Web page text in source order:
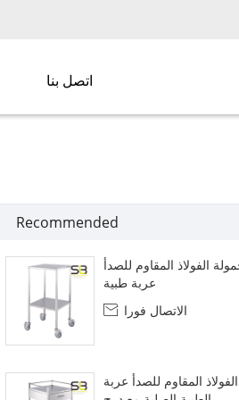
اتصل بنا
Recommended
الفولاذ المقاوم للصدأ
عربة طبية
 الاتصال فورا
الفولاذ المقاوم للصدأ عربة